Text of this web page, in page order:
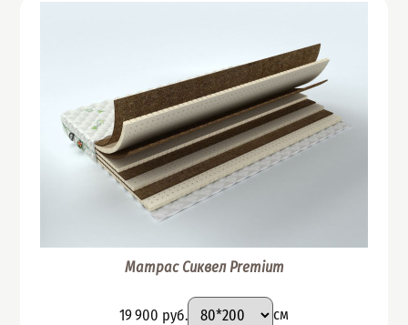
Матрас Сиквел Premium
Цена
19 900 руб.
Подобрать вариант
Размер:
см